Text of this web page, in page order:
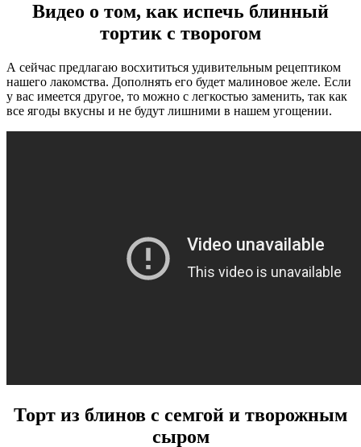
Видео о том, как испечь блинный
тортик с творогом
А сейчас предлагаю восхититься удивительным рецептиком
нашего лакомства. Дополнять его будет малиновое желе. Если
у вас имеется другое, то можно с легкостью заменить, так как
все ягоды вкусны и не будут лишними в нашем угощении.
Торт из блинов с семгой и творожным
сыром